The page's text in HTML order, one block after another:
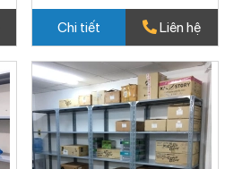
Chi tiết Liên hệ